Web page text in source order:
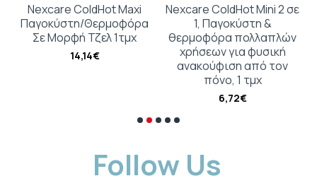
Nexcare ColdHot Maxi
Παγοκύστη/Θερμοφόρα
Σε Μορφή Τζελ 1τμχ
14,14€
Nexcare ColdHot Mini 2 σε
1, Παγοκύστη &
θερμοφόρα πολλαπλών
χρήσεων για φυσική
ανακούφιση από τον
πόνο, 1 τμχ
6,72€
Follow Us